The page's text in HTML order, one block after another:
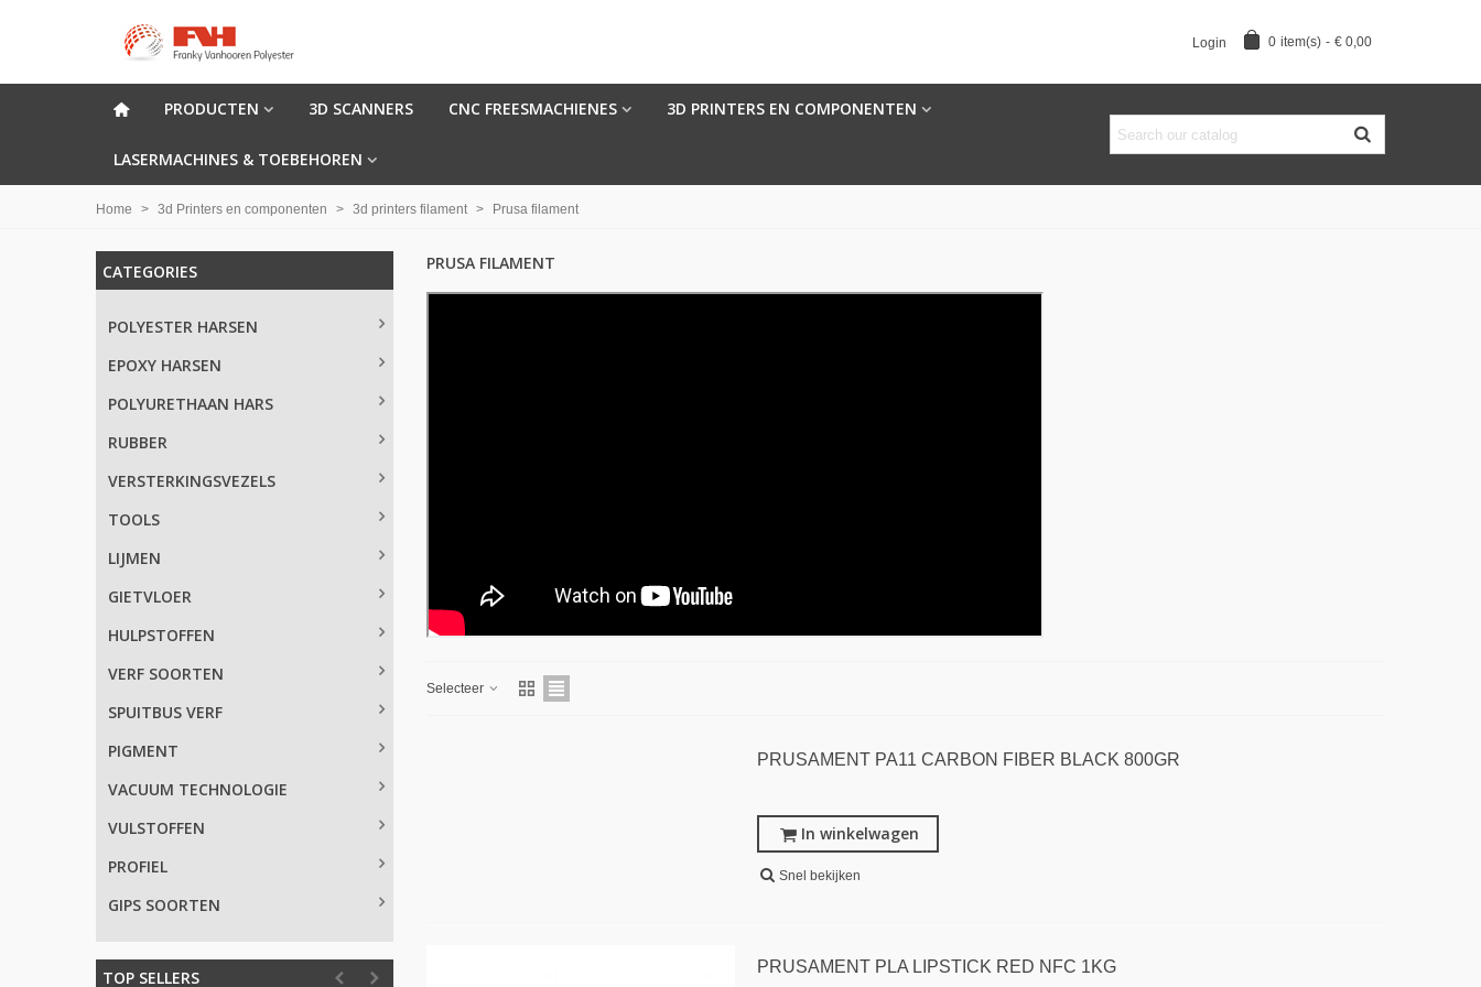
Login 0 item(s) - € 0,00
PRODUCTEN 3D SCANNERS CNC FREESMACHIENES 3D PRINTERS EN COMPONENTEN
LASERMACHINES & TOEBEHOREN
Home > 3d Printers en componenten > 3d printers filament > Prusa filament
CATEGORIES
POLYESTER HARSEN
EPOXY HARSEN
POLYURETHAAN HARS
RUBBER
VERSTERKINGSVEZELS
TOOLS
LIJMEN
GIETVLOER
HULPSTOFFEN
VERF SOORTEN
SPUITBUS VERF
PIGMENT
VACUUM TECHNOLOGIE
VULSTOFFEN
PROFIEL
GIPS SOORTEN
TOP SELLERS
PRUSA FILAMENT
Selecteer
PRUSAMENT PA11 CARBON FIBER BLACK 800GR
In winkelwagen
Snel bekijken
PRUSAMENT PLA LIPSTICK RED NFC 1KG